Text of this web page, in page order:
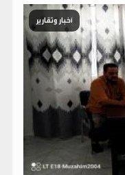
أخبار وتقارير